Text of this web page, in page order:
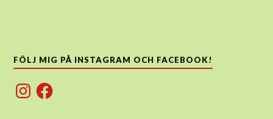
FÖLJ MIG PÅ INSTAGRAM OCH FACEBOOK!
InstagramFacebook